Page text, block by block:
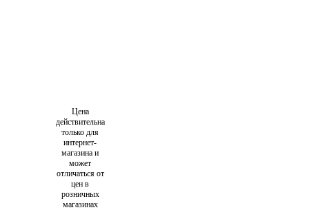
Цена
действительна
только для
интернет-
магазина и
может
отличаться от
цен в
розничных
магазинах